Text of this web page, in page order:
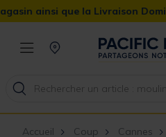
Domicile offerte dès 90€
Accueil Coup Cannes